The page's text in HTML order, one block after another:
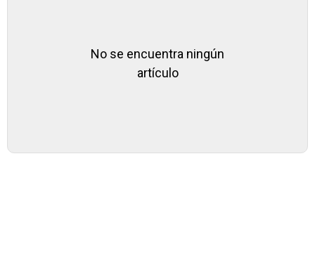
No se encuentra ningún
artículo